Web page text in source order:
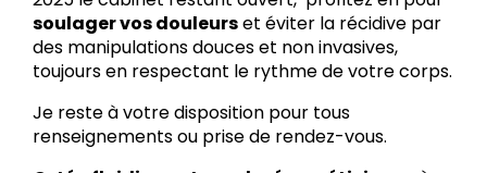
soulager vos douleurset éviter la récidive par
des manipulations douces et non invasives,
toujours en respectant le rythme de votre corps.
Je reste à votre disposition pour tous
renseignements ou prise de rendez-vous.